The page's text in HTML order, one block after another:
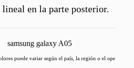
lineal en la parte posterior.
puede variar según el país, la región o el operador.